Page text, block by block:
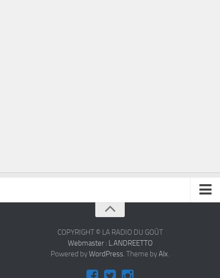
COPYRIGHT © LA RADIO DU GOÛT
Webmaster : L.ANDREETTO
Powered byWordPress. Theme byAlx.